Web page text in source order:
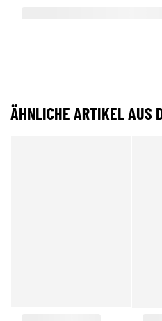
ÄHNLICHE ARTIKEL AUS